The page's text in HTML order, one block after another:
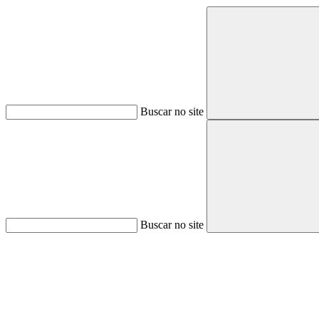
Buscar no site
Buscar no site